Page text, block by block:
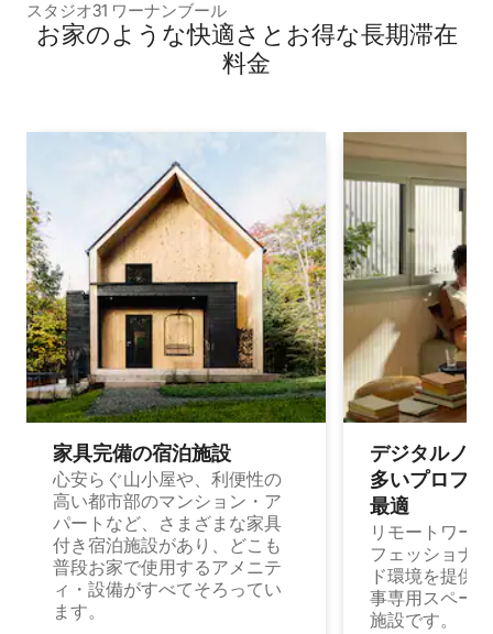
スタジオ31 ワーナンブール
お家のような快⁠適⁠さ⁠とお⁠得⁠な長⁠期⁠滞⁠在
料⁠金
家具完備の宿⁠泊⁠施⁠設
心安らぐ山小屋や、利便性の
高い都市部のマンション・ア
パートなど、さまざまな家具
付き宿泊施設があり、どこも
普段お家で使用するアメニテ
ィ・設備がすべてそろってい
ます。
デジタルノ
多⁠いプ⁠ロ⁠フ⁠
最⁠適
リモートワー
フェッショナ
ド環境を提供
事専用スペー
施設です。